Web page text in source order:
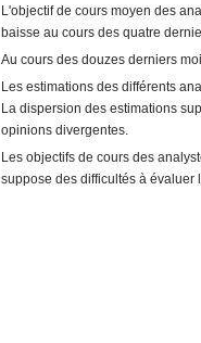
L'objectif de cours moyen des
baisse au cours des quatre
Au cours des douzes derniers
Les estimations des différents
La dispersion des estimations
opinions divergentes.
Les objectifs de cours des
suppose des difficultés à évaluer